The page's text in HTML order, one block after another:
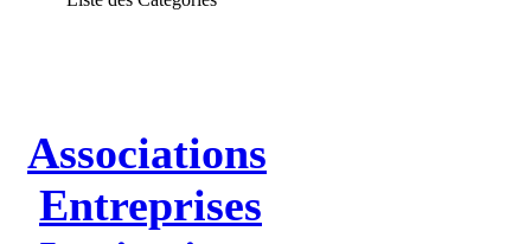
Associations
Entreprises